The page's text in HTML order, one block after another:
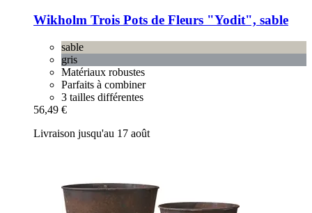
Wikholm Trois Pots de Fleurs "Yodit", sable
sable
gris
Matériaux robustes
Parfaits à combiner
3 tailles différentes
56,49 €
Livraison jusqu'au 17 août